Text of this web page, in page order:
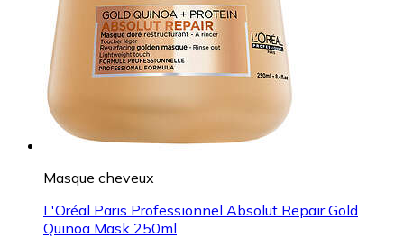
Masque cheveux
L'Oréal Paris Professionnel Absolut Repair Gold
Quinoa Mask 250ml